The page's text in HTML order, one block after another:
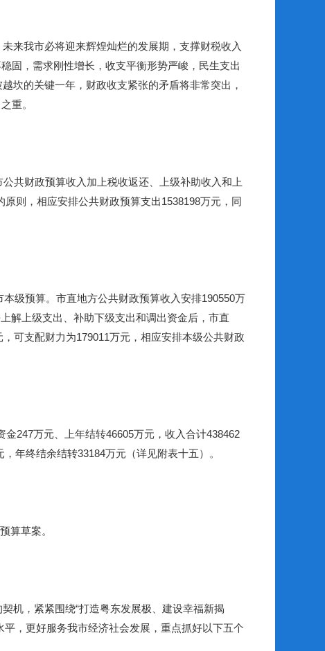
来我市必将迎来辉煌灿烂的发展期，支撑财税收入
固，需求刚性增长，收支平衡形势严峻，民生支出
坎的关键一年，财政收支紧张的矛盾将非常突出，
重。
公共财政预算收入加上税收返还、上级补助收入和上
原则，相应安排公共财政预算支出1538198万元，同
级预算。市直地方公共财政预算收入安排190550万
解上级支出、补助下级支出和调出资金后，市直
，可支配财力为179011万元，相应安排本级公共财政
金247万元、上年结转46605万元，收入合计438462
，年终结余结转33184万元（详见附表十五）。
算草案。
机，紧紧围绕“打造粤东发展极、建设幸福新揭
，更好服务我市经济社会发展，重点抓好以下五个